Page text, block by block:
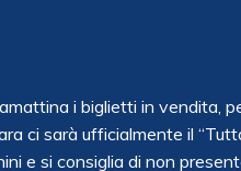
i biglietti in vendita,
ci sarà ufficialmente il
e si consiglia di non